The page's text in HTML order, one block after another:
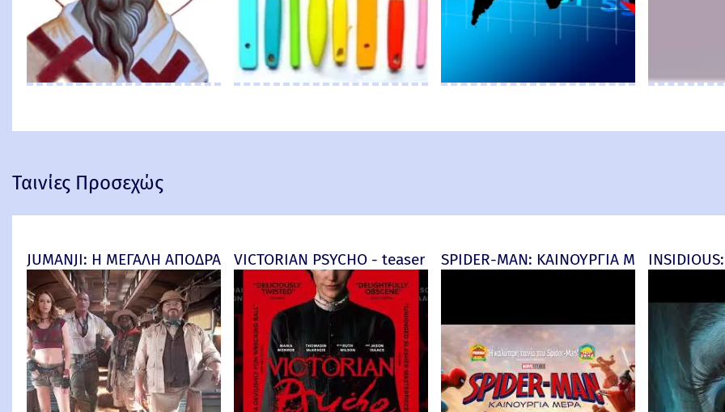
Ταινίες Προσεχώς
JUMANJI: Η ΜΕΓΑΛΗ ΑΠΟΔΡΑΣΗ (Jumanji: Open World) - official (μεταγλ)
VICTORIAN PSYCHO - teaser SPIDER-MAN: ΚΑΙΝΟΥΡΓΙΑ ΜΕΡΑ